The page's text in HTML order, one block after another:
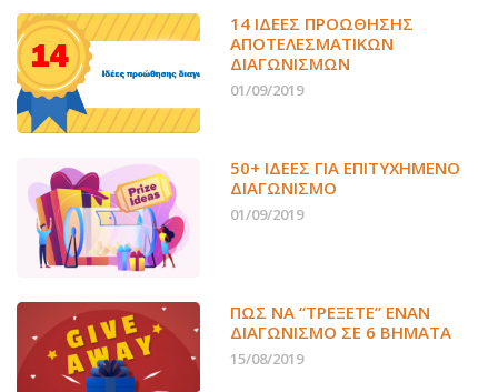
14 ΙΔΈΕΣ ΠΡΟΏΘΗΣΗΣ
ΑΠΟΤΕΛΕΣΜΑΤΙΚΏΝ
ΔΙΑΓΩΝΙΣΜΏΝ
01/09/2019
50+ ΙΔΕΕΣ ΓΙΑ ΕΠΙΤΥΧΗΜΕΝΟ
ΔΙΑΓΩΝΙΣΜΟ
01/09/2019
ΠΏΣ ΝΑ “ΤΡΈΞΕΤΕ” ΈΝΑΝ
ΔΙΑΓΩΝΙΣΜΌ ΣΕ 6 ΒΉΜΑΤΑ
15/08/2019